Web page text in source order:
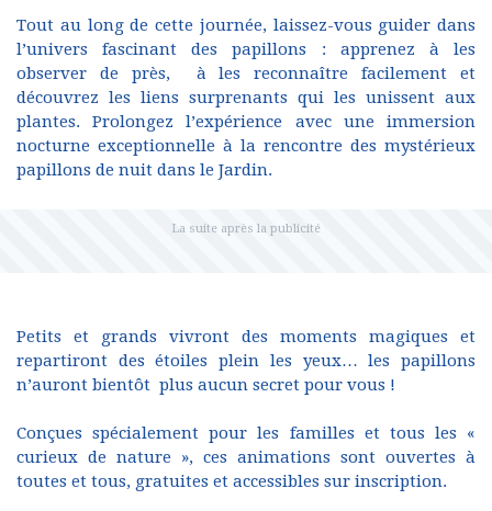
Tout au long de cette journée, laissez-vous guider dans
l’univers fascinant des papillons : apprenez à les
observer de près, à les reconnaître facilement et
découvrez les liens surprenants qui les unissent aux
plantes. Prolongez l’expérience avec une immersion
nocturne exceptionnelle à la rencontre des mystérieux
papillons de nuit dans le Jardin.
Petits et grands vivront des moments magiques et
repartiront des étoiles plein les yeux… les papillons
n’auront bientôt plus aucun secret pour vous !
Conçues spécialement pour les familles et tous les «
curieux de nature », ces animations sont ouvertes à
toutes et tous, gratuites et accessibles sur inscription.